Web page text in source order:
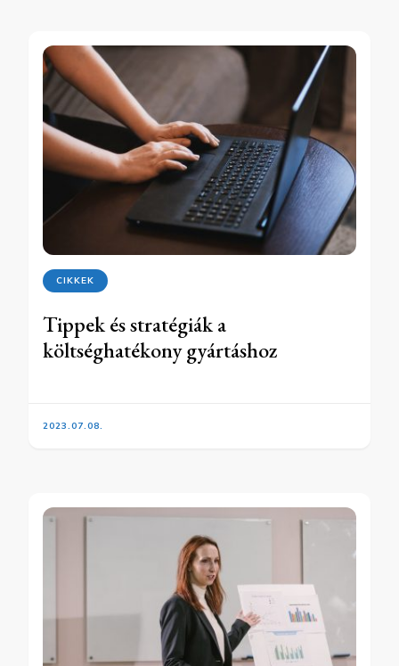
CIKKEK
Tippek és stratégiák a
költséghatékony gyártáshoz
2023.07.08.